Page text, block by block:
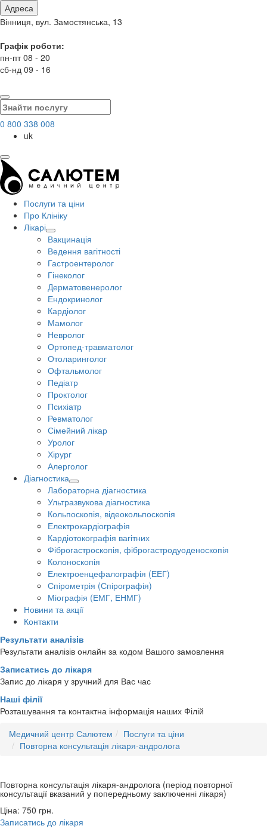
Адреса
Вінниця, вул. Замостянська, 13
Графік роботи:
пн-пт 08 - 20
сб-нд 09 - 16
0 800 338 008
uk
Послуги та ціни
Про Клініку
Лікарі
Вакцинація
Ведення вагітності
Гастроентеролог
Гінеколог
Дерматовенеролог
Ендокринолог
Кардіолог
Мамолог
Невролог
Ортопед-травматолог
Отоларинголог
Офтальмолог
Педіатр
Проктолог
Психіатр
Ревматолог
Сімейний лікар
Уролог
Хірург
Алерголог
Діагностика
Лабораторна діагностика
Ультразвукова діагностика
Кольпоскопія, відеокольпоскопія
Електрокардіографія
Кардіотокографія вагітних
Фіброгастроскопія, фіброгастродуоденоскопія
Колоноскопія
Електроенцефалографія (ЕЕГ)
Спірометрія (Спірографія)
Міографія (ЕМГ, ЕНМГ)
Новини та акції
Контакти
Результати аналiзiв
Результати аналізів онлайн за кодом Вашого замовлення
Записатись до лікаря
Запис до лікаря у зручний для Вас час
Наші філії
Розташування та контактна інформація наших Філій
Медичний центр Салютем
Послуги та ціни
Повторна консультація лікаря-андролога
Повторна консультація лікаря-андролога (період повторної
консультації вказаний у попередньому заключенні лікаря)
Ціна: 750 грн.
Записатись до лікаря